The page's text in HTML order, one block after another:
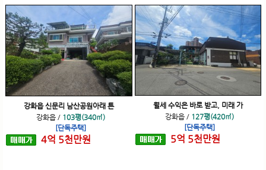
강화읍 신문리 남산공원아래 튼
강화읍/ 103평(340㎡)
[단독주택]
4억 5천만원
월세 수익은 바로 받고, 미래 가
강화읍 / 127평(420㎡)
[단독주택]
5억 5천만원